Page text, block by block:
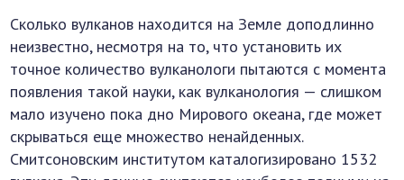
Сколько вулканов находится на Земле доподлинно
неизвестно, несмотря на то, что установить их
точное количество вулканологи пытаются с момента
появления такой науки, как вулканология — слишком
мало изучено пока дно Мирового океана, где может
скрываться еще множество ненайденных.
Смитсоновским институтом каталогизировано 1532